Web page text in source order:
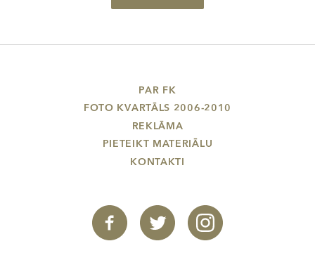
PAR FK
FOTO KVARTĀLS 2006-2010
REKLĀMA
PIETEIKT MATERIĀLU
KONTAKTI